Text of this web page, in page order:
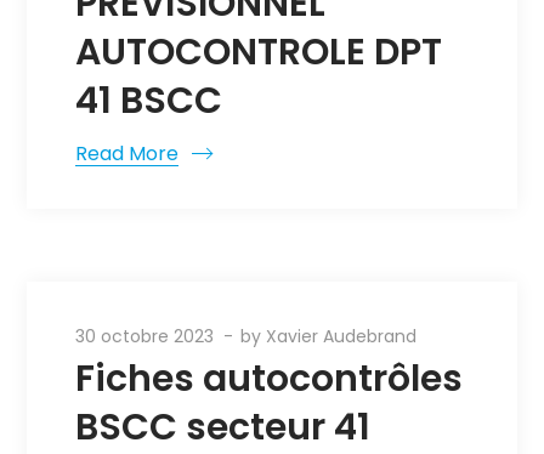
AUTOCONTROLE DPT
41 BSCC
Read More
30 octobre 2023 by Xavier Audebrand
Fiches autocontrôles
BSCC secteur 41